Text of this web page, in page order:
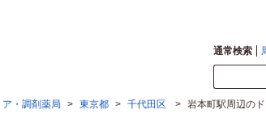
通常検索
ア・調剤薬局 > 東京都 > 千代田区 > 岩本町駅周辺の